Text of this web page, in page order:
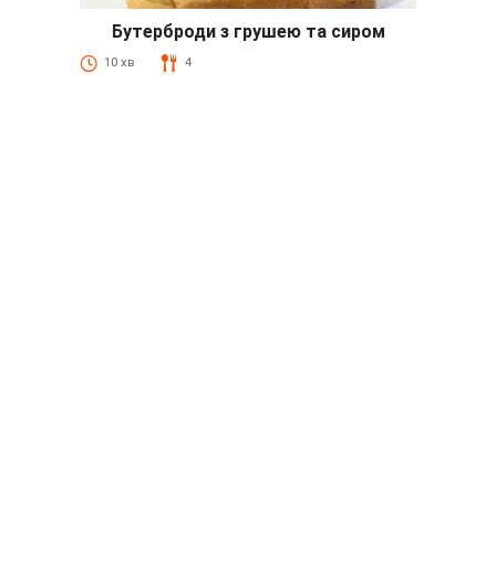
Бутерброди з грушею та сиром
10 хв 4